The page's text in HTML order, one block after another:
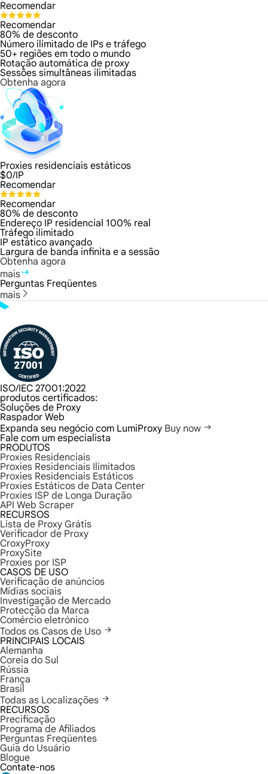
Recomendar
Recomendar
80% de desconto
Número ilimitado de IPs e tráfego
50+ regiões em todo o mundo
Rotação automática de proxy
Sessões simultâneas ilimitadas
Obtenha agora
Proxies residenciais estáticos
$0/IP
Recomendar
Recomendar
80% de desconto
Endereço IP residencial 100% real
Tráfego ilimitado
IP estático avançado
Largura de banda infinita e a sessão
Obtenha agora
mais
Perguntas Freqüentes
mais
ISO/IEC 27001:2022
produtos certificados:
Soluções de Proxy
Raspador Web
Expanda seu negócio com LumiProxy Buy now
Fale com um especialista
PRODUTOS
Proxies Residenciais
Proxies Residenciais Ilimitados
Proxies Residenciais Estáticos
Proxies Estáticos de Data Center
Proxies ISP de Longa Duração
API Web Scraper
RECURSOS
Lista de Proxy Grátis
Verificador de Proxy
CroxyProxy
ProxySite
Proxies por ISP
CASOS DE USO
Verificação de anúncios
Mídias sociais
Investigação de Mercado
Protecção da Marca
Comércio eletrónico
Todos os Casos de Uso
PRINCIPAIS LOCAIS
Alemanha
Coreia do Sul
Rússia
França
Brasil
Todas as Localizações
RECURSOS
Precificação
Programa de Afiliados
Perguntas Freqüentes
Guia do Usuário
Blogue
Contate-nos